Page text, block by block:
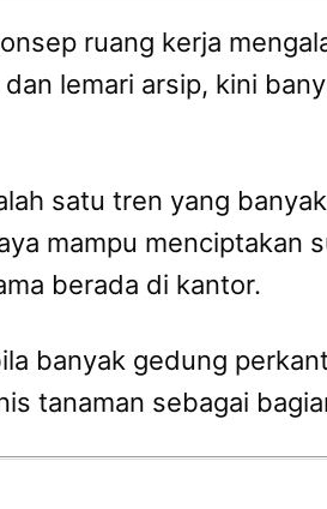
ruang kerja
lemari arsip, kini
satu tren yang
mampu menciptakan
berada di kantor.
banyak gedung
tanaman sebagai